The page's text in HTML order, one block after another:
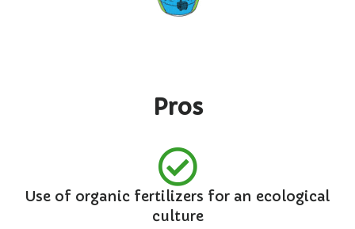
Pros
Use of organic fertilizers for an ecological
culture